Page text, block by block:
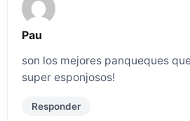
Pau
son los mejores panqueques
super esponjosos!
Responder